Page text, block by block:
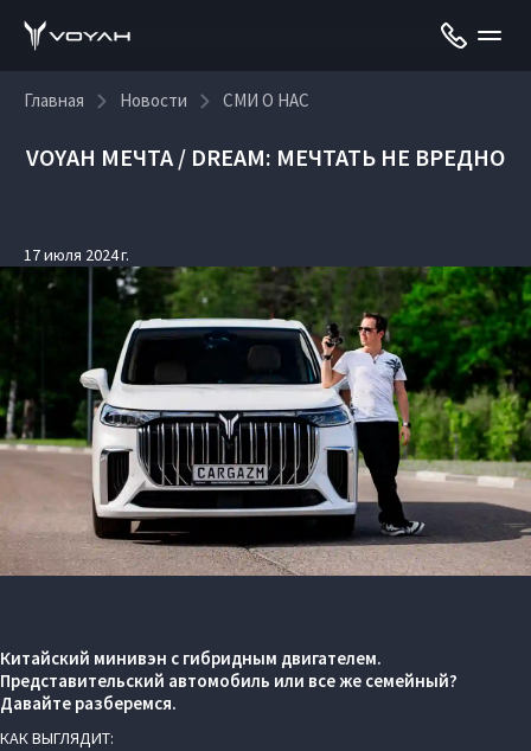
Главная Новости СМИ О НАС
VOYAH МЕЧТА / DREAM: МЕЧТАТЬ НЕ ВРЕДНО
17 июля 2024 г.
Китайский минивэн с гибридным двигателем.
Представительский автомобиль или все же семейный?
Давайте разберемся.
КАК ВЫГЛЯДИТ: